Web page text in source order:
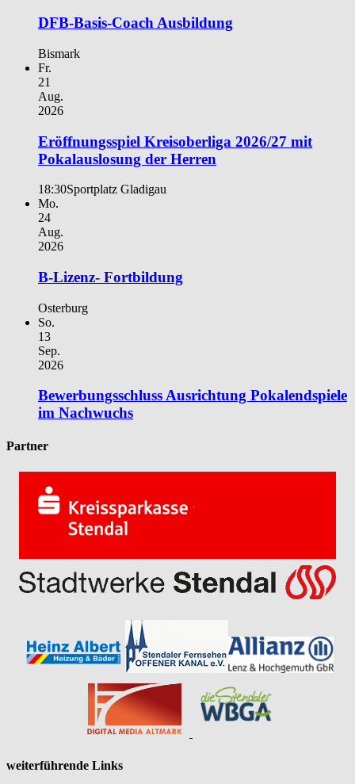
DFB-Basis-Coach Ausbildung
Bismark
Fr.
21
Aug.
2026
Eröffnungsspiel Kreisoberliga 2026/27 mit
Pokalauslosung der Herren
18:30Sportplatz Gladigau
Mo.
24
Aug.
2026
B-Lizenz- Fortbildung
Osterburg
So.
13
Sep.
2026
Bewerbungsschluss Ausrichtung Pokalendspiele
im Nachwuchs
Partner
weiterführende Links